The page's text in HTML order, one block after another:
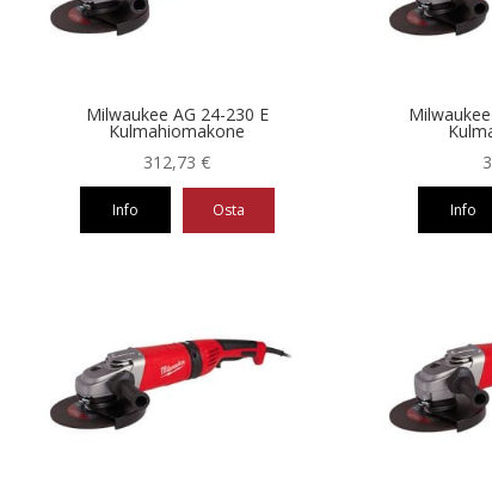
Milwaukee AG 24-230 E
Kulmahiomakone
312,73€
Info Osta Info